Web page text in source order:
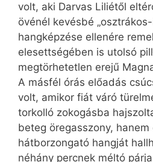
volt, aki Darvas Liliétől
övénél kevésbé
hangképzése ellenére
elesettségében is utolsó
megtörhetetlen erejű
A másfél órás előadás
volt, amikor fiát váró
torkolló zokogásba
beteg öregasszony,
hátborzongató hangját
néhány percnek méltó